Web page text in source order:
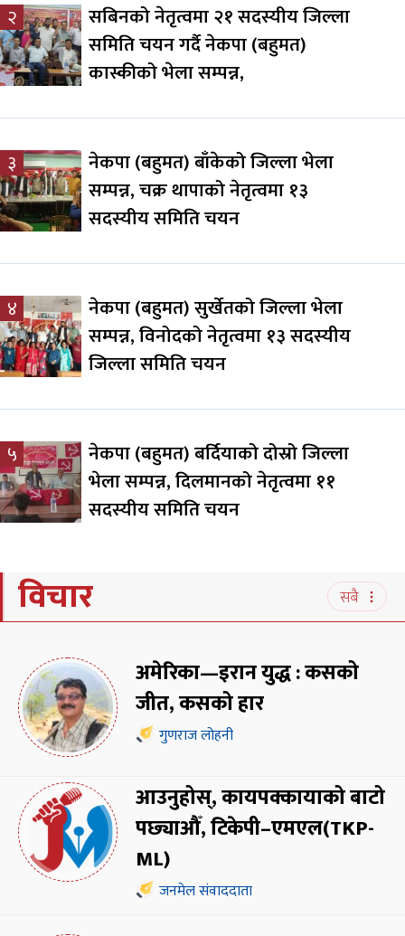
२
सबिनको नेतृत्वमा २१ सदस्यीय जिल्ला
समिति चयन गर्दै नेकपा (बहुमत)
कास्कीको भेला सम्पन्न,
३
नेकपा (बहुमत) बाँकेको जिल्ला भेला
सम्पन्न, चक्र थापाको नेतृत्वमा १३
सदस्यीय समिति चयन
४
नेकपा (बहुमत) सुर्खेतको जिल्ला भेला
सम्पन्न, विनोदको नेतृत्वमा १३ सदस्यीय
जिल्ला समिति चयन
५
नेकपा (बहुमत) बर्दियाको दोस्रो जिल्ला
भेला सम्पन्न, दिलमानको नेतृत्वमा ११
सदस्यीय समिति चयन
विचार सबै
अमेरिका—इरान युद्ध : कसको
जीत, कसको हार
गुणराज लोहनी
आउनुहोस्, कायपक्कायाको बाटो
पछ्याऔँ, टिकेपी–एमएल(TKP-
ML)
जनमेल संवाददाता